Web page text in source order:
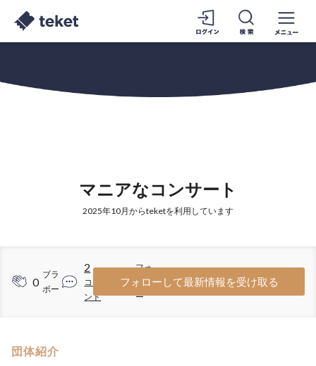
マニアなコンサート
2025年10月からteketを利用しています
0
ブラ
ボー
2
コメ
ント
3
フォ
ロワ
ー
フォローして最新情報を受け取る
団体紹介